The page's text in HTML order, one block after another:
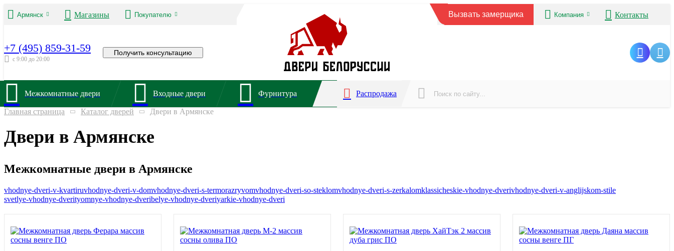
Армянск Магазины Покупателю Вызвать замерщика Компания Контакты
+7 (495) 859-31-59
с 9:00 до 20:00
Получить консультацию
Межкомнатные двери Входные двери Фурнитура Распродажа
Главная страница Каталог дверей Двери в Армянске
Двери в Армянске
Межкомнатные двери в Армянске
vhodnye-dveri-v-kvartiruvhodnye-dveri-v-domvhodnye-dveri-s-termorazryvomvhodnye-dveri-so-steklomvhodnye-dveri-s-zerkalomklassicheskie-vhodnye-dverivhodnye-dveri-v-anglijskom-stile
svetlye-vhodnye-dverityomnye-vhodnye-dveribelye-vhodnye-dveriyarkie-vhodnye-dveri